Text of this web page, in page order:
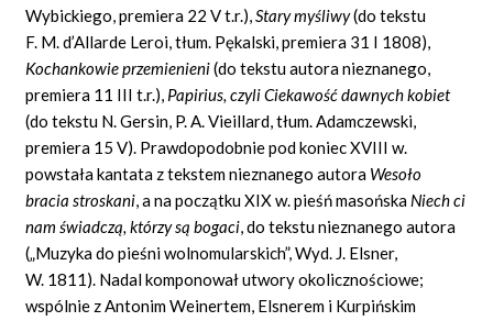
Wybickiego, premiera 22 V t.r.),Stary myśliwy(do tekstu
F. M. d’Allarde Leroi, tłum. Pękalski, premiera 31 I 1808),
Kochankowie przemienieni(do tekstu autora nieznanego,
premiera 11 III t.r.), Papirius, czyli Ciekawość dawnych kobiet
(do tekstu N. Gersin, P. A. Vieillard, tłum. Adamczewski,
premiera 15 V). Prawdopodobnie pod koniec XVIII w.
powstała kantata z tekstem nieznanego autora Wesoło
bracia stroskani, a na początku XIX w. pieśń masońska Niech ci
nam świadczą, którzy są bogaci,do tekstu nieznanego autora
(„Muzyka do pieśni wolnomularskich”, Wyd. J. Elsner,
W. 1811). Nadal komponował utwory okolicznościowe;
wspólnie z Antonim Weinertem, Elsnerem i Kurpińskim